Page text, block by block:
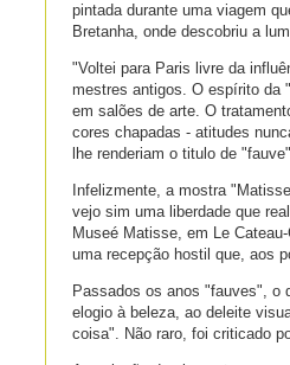
pintada durante uma viagem
Bretanha, onde descobriu a
"Voltei para Paris livre da
mestres antigos. O espírito da
em salões de arte. O
cores chapadas - atitudes
lhe renderiam o titulo de
Infelizmente, a mostra
vejo sim uma liberdade que
Museé Matisse, em Le
uma recepção hostil que, aos
Passados os anos "fauves", o
elogio à beleza, ao deleite
coisa". Não raro, foi criticado